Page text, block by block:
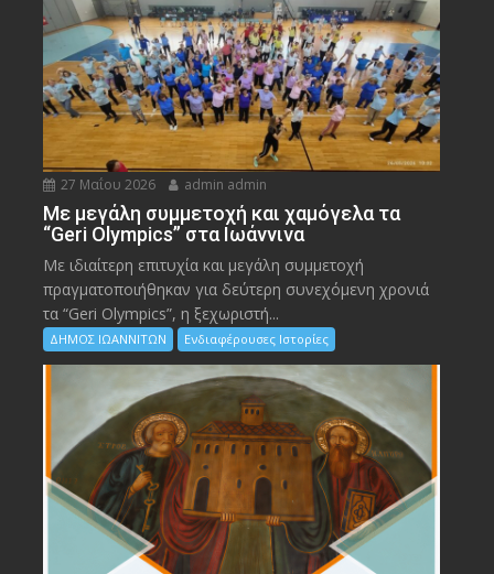
27 Μαΐου 2026 admin admin
Με μεγάλη συμμετοχή και χαμόγελα τα
“Geri Olympics” στα Ιωάννινα
Με ιδιαίτερη επιτυχία και μεγάλη συμμετοχή
πραγματοποιήθηκαν για δεύτερη συνεχόμενη χρονιά
τα “Geri Olympics”, η ξεχωριστή...
ΔΗΜΟΣ ΙΩΑΝΝΙΤΩΝ Ενδιαφέρουσες Ιστορίες